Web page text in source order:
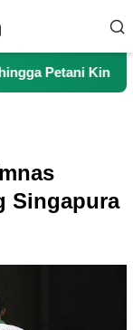
Kembali Lancar
Singapura